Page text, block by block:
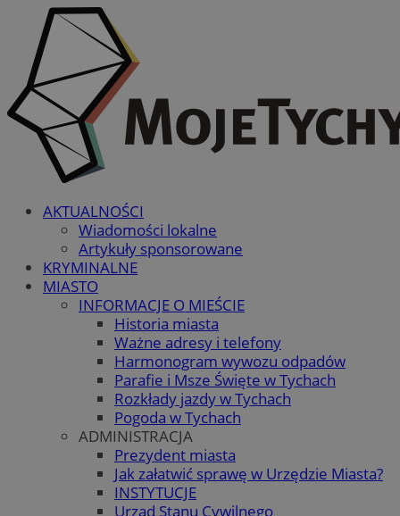
AKTUALNOŚCI
Wiadomości lokalne
Artykuły sponsorowane
KRYMINALNE
MIASTO
INFORMACJE O MIEŚCIE
Historia miasta
Ważne adresy i telefony
Harmonogram wywozu odpadów
Parafie i Msze Święte w Tychach
Rozkłady jazdy w Tychach
Pogoda w Tychach
ADMINISTRACJA
Prezydent miasta
Jak załatwić sprawę w Urzędzie Miasta?
INSTYTUCJE
Urząd Stanu Cywilnego